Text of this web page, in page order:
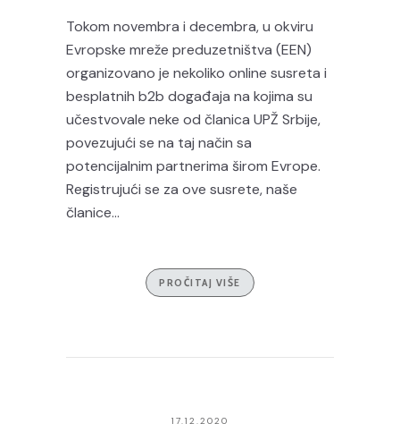
Tokom novembra i decembra, u okviru
Evropske mreže preduzetništva (EEN)
organizovano je nekoliko online susreta i
besplatnih b2b događaja na kojima su
učestvovale neke od članica UPŽ Srbije,
povezujući se na taj način sa
potencijalnim partnerima širom Evrope.
Registrujući se za ove susrete, naše
članice...
PROČITAJ VIŠE
17.12.2020